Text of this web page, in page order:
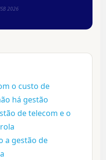
2026
o custo de
há gestão
de telecom e o
a gestão de